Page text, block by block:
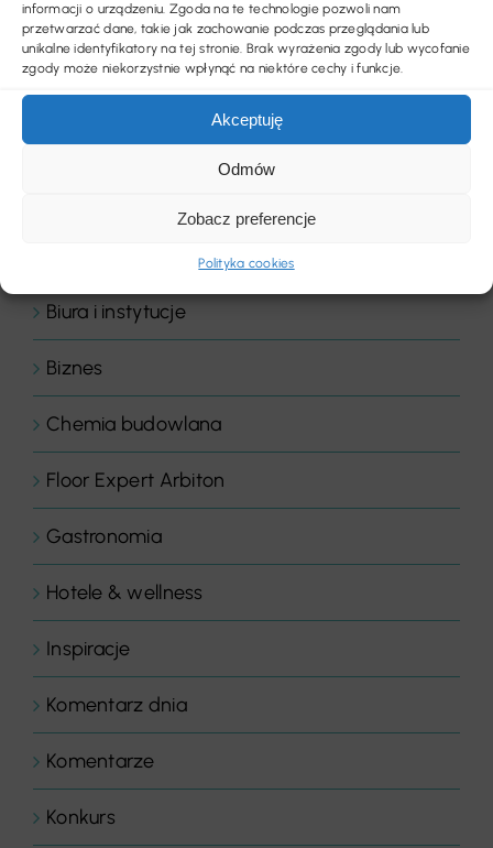
informacji o urządzeniu. Zgoda na te technologie pozwoli nam
przetwarzać dane, takie jak zachowanie podczas przeglądania lub
unikalne identyfikatory na tej stronie. Brak wyrażenia zgody lub wycofanie
zgody może niekorzystnie wpłynąć na niektóre cechy i funkcje.
Akceptuję
Odmów
Zobacz preferencje
Polityka cookies
Kategorie
Akcesoria i narzędzia
Biura i instytucje
Biznes
Chemia budowlana
Floor Expert Arbiton
Gastronomia
Hotele & wellness
Inspiracje
Komentarz dnia
Komentarze
Konkurs